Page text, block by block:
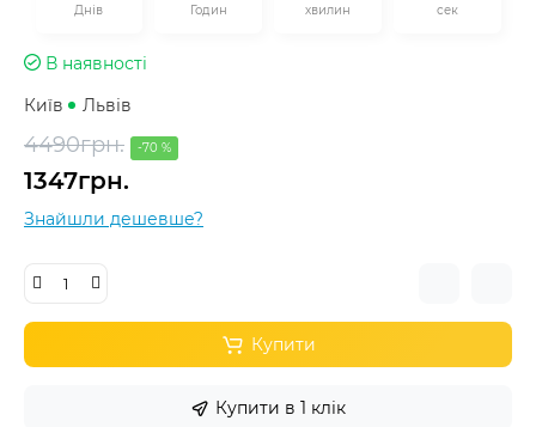
Днів Годин хвилин сек
В наявності
Київ
Львів
4490грн. -70 %
1347грн.
Знайшли дешевше?
Купити
Купити в 1 клік